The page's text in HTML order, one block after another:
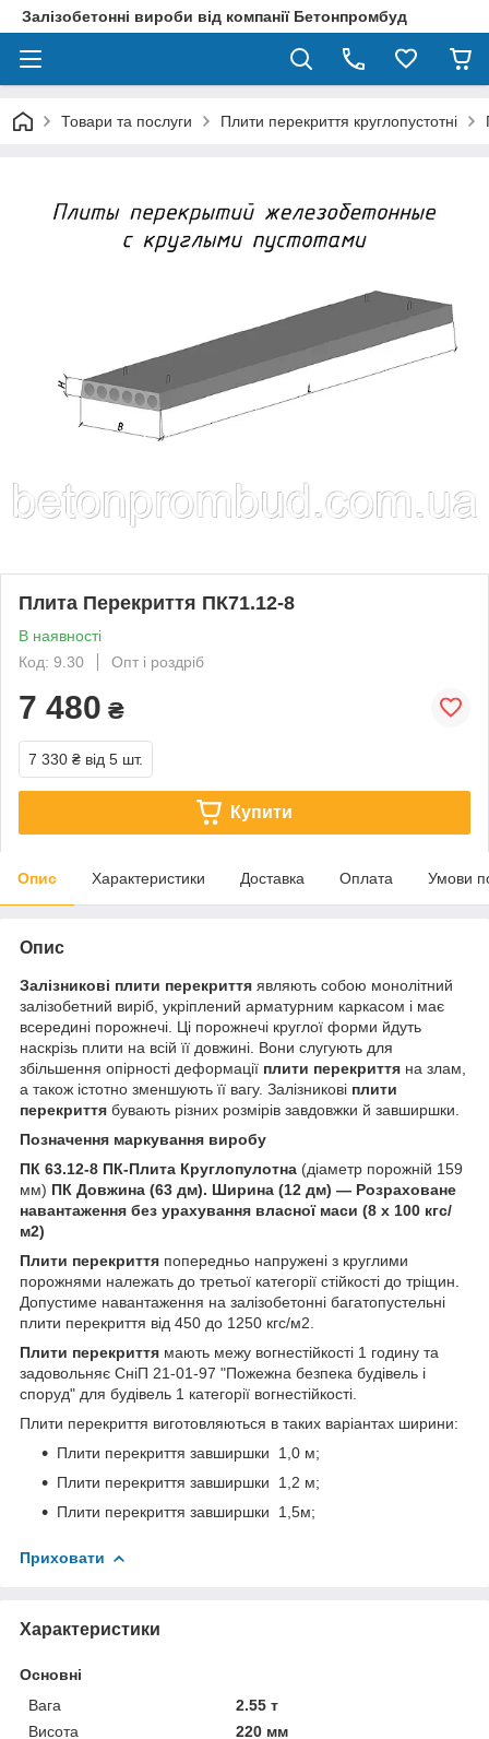
Залізобетонні вироби від компанії Бетонпромбуд
Товари та послуги Плити перекриття круглопустотні
Плита Перекриття ПК71.12-8
В наявності
Код: 9.30
Опт і роздріб
7 480 ₴
7 330 ₴ від 5 шт.
Купити
Опис Характеристики Доставка Оплата Умови
Опис
Залізникові плити перекриття являють собою монолітний
залізобетний виріб, укріплений арматурним каркасом і має
всередині порожнечі. Ці порожнечі круглої форми йдуть
наскрізь плити на всій її довжині. Вони слугують для
збільшення опірності деформації плити перекриття на злам,
а також істотно зменшують її вагу. Залізникові плити
перекриття бувають різних розмірів завдовжки й завширшки.
Позначення маркування виробу
ПК 63.12-8 ПК-Плита Круглопулотна (діаметр порожній 159
мм) ПК Довжина (63 дм). Ширина (12 дм) — Розраховане
навантаження без урахування власної маси (8 х 100 кгс/
м2)
Плити перекриття попередньо напружені з круглими
порожнями належать до третьої категорії стійкості до тріщин.
Допустиме навантаження на залізобетонні багатопустельні
плити перекриття від 450 до 1250 кгс/м2.
Плити перекриття мають межу вогнестійкості 1 годину та
задовольняє СніП 21-01-97 "Пожежна безпека будівель і
споруд" для будівель 1 категорії вогнестійкості.
Плити перекриття виготовляються в таких варіантах ширини:
Плити перекриття завширшки 1,0 м;
Плити перекриття завширшки 1,2 м;
Плити перекриття завширшки 1,5м;
Приховати
Характеристики
Основні
Вага
2.55 т
Висота
220 мм